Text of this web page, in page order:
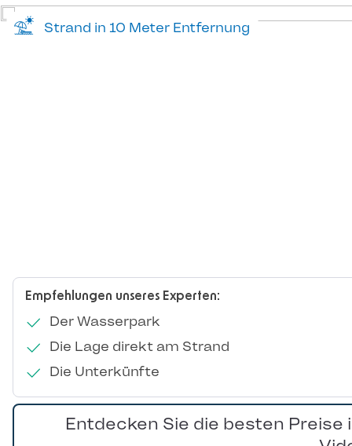
Empfehlungen unseres Experten:
Der Wasserpark
Die Lage direkt am Strand
Die Unterkünfte
Strand in 10 Meter Entfernung
Entdecken Sie die besten Preise